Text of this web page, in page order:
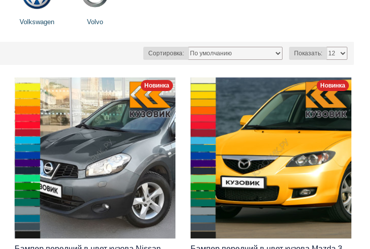
Volkswagen Volvo
Сортировка: Показать:
Новинка Новинка